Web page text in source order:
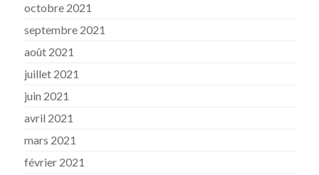
octobre 2021
septembre 2021
août 2021
juillet 2021
juin 2021
avril 2021
mars 2021
février 2021